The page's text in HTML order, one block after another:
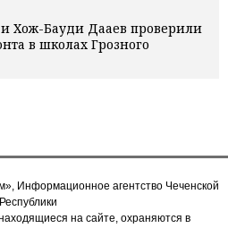
Хож-Бауди Дааев проверили
в школах Грозного
Информационное агентство Чеченской
Республики
на сайте, охраняются в